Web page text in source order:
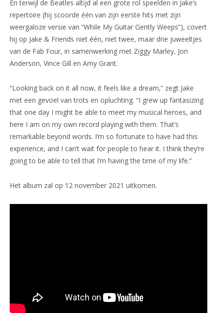
En terwijl de Beatles altijd al een grote rol speelden in Jake’s
repertoire (hij scoorde één van zijn eerste hits met zijn
weergaloze versie van “While My Guitar Gently Weeps”), covert
hij op Jake & Friends niet één, niet twee, maar drie juweeltjes
van de Fab Four, in samenwerking met Ziggy Marley, Jon
Anderson, Vince Gill en Amy Grant.
“Looking back on it all now, it feels like a dream,” zegt Jake
met een gevoel van trots en opluchting. “I grew up fantasizing
that one day I might be able to meet my musical heroes, and
here I am on my own record playing with them. That’s
remarkable beyond words. I’m so fortunate to have had this
experience, and I can’t wait for people to hear it. I think they’re
going to be able to tell that I’m having the time of my life.”
Het album zal op 12 november 2021 uitkomen.